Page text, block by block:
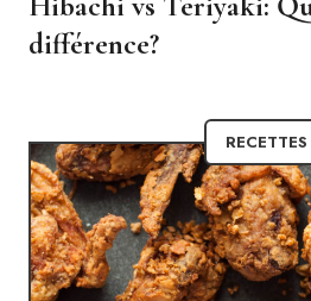
différence?
RECETTES